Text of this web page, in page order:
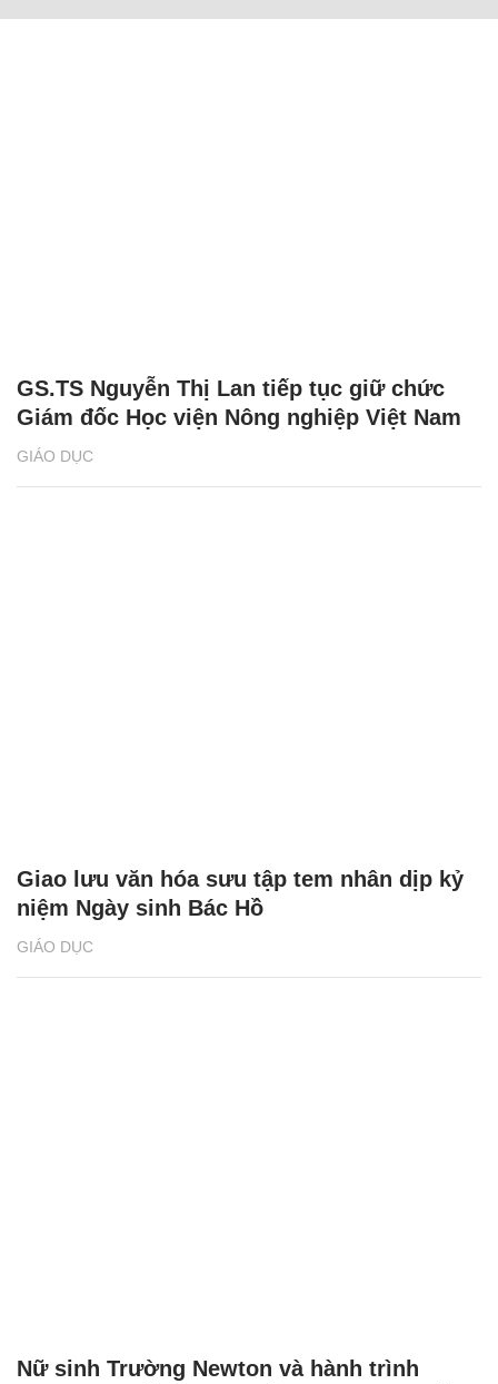
GIÁO DỤC
GS.TS Nguyễn Thị Lan tiếp tục giữ chức
Giám đốc Học viện Nông nghiệp Việt Nam
GIÁO DỤC
Giao lưu văn hóa sưu tập tem nhân dịp kỷ
niệm Ngày sinh Bác Hồ
Nữ sinh Trường Newton và hành trình